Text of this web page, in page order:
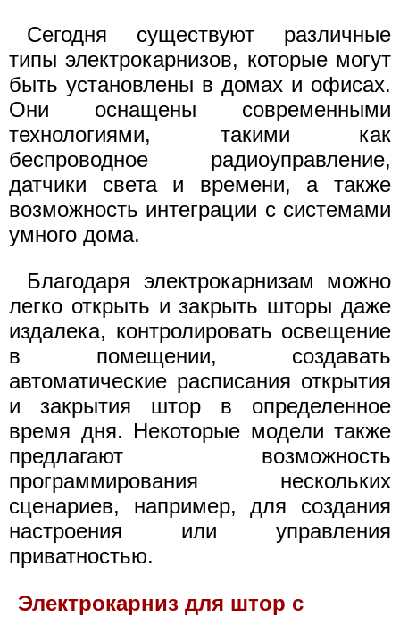
Сегодня существуют различные
типы электрокарнизов, которые могут
быть установлены в домах и офисах.
Они оснащены современными
технологиями, такими как
беспроводное радиоуправление,
датчики света и времени, а также
возможность интеграции с системами
умного дома.
Благодаря электрокарнизам можно
легко открыть и закрыть шторы даже
издалека, контролировать освещение
в помещении, создавать
автоматические расписания открытия
и закрытия штор в определенное
время дня. Некоторые модели также
предлагают возможность
программирования нескольких
сценариев, например, для создания
настроения или управления
приватностью.
Электрокарниз для штор с